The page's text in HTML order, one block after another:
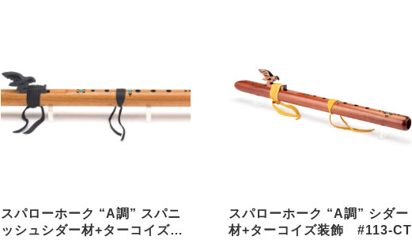
スパローホーク “A調” スパニ
ッシュシダー材+ターコイズ装
スパローホーク “A調” シダー
材+ターコイズ装飾 #113-CT